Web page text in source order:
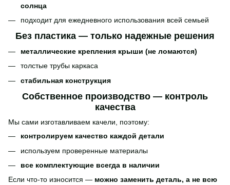
солнца
подходит для ежедневного использования всей семьей
Без пластика — только надежные решения
металлические крепления крыши (не ломаются)
толстые трубы каркаса
стабильная конструкция
Собственное производство — контроль
качества
Мы сами изготавливаем качели, поэтому:
контролируем качество каждой детали
используем проверенные материалы
все комплектующие всегда в наличии
Если что-то износится — можно заменить деталь, а не всю